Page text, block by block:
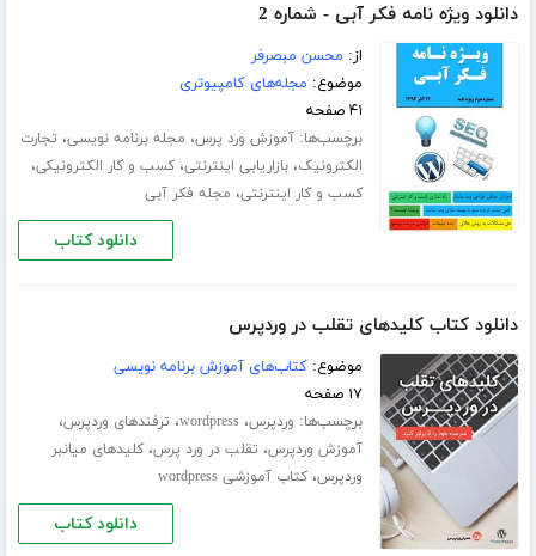
دانلود ویژه نامه فکر آبی - شماره 2
از: محسن مبصرفر
موضوع: مجله‌های کامپیوتری
۴۱ صفحه
برچسب‌ها:آموزش ورد پرس، مجله برنامه نویسی، تجارت
الکترونیک،بازاریابی اینترنتی،کسب و کار الکترونیکی،
کسب و کار اینترنتی، مجله فکر آبی
دانلود کتاب
دانلود کتاب کلیدهای تقلب در وردپرس
موضوع:کتاب‌های آموزش برنامه نویسی
۱۷ صفحه
برچسب‌ها: وردپرس،wordpress، ترفندهای وردپرس،
آموزش وردپرس، تقلب در ورد پرس،کلیدهای میانبر
وردپرس،کتاب آموزشی wordpress
دانلود کتاب